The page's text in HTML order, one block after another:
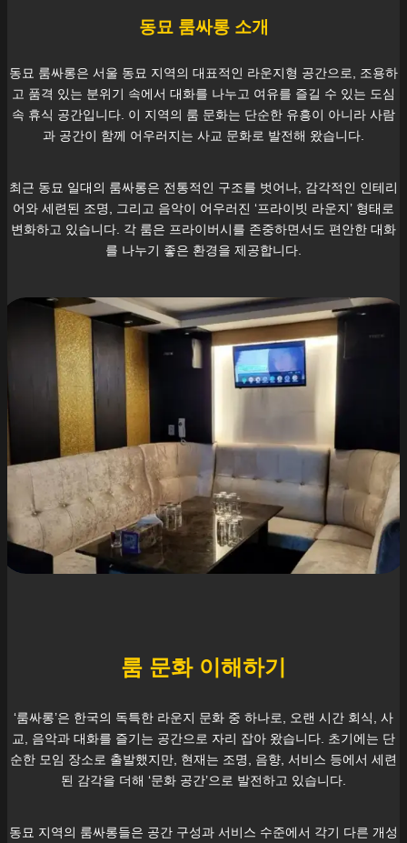
동묘 룸싸롱 소개
동묘 룸싸롱은 서울 동묘 지역의 대표적인 라운지형 공간으로, 조용하
고 품격 있는 분위기 속에서 대화를 나누고 여유를 즐길 수 있는 도심
속 휴식 공간입니다. 이 지역의 룸 문화는 단순한 유흥이 아니라 사람
과 공간이 함께 어우러지는 사교 문화로 발전해 왔습니다.
최근 동묘 일대의 룸싸롱은 전통적인 구조를 벗어나, 감각적인 인테리
어와 세련된 조명, 그리고 음악이 어우러진 ‘프라이빗 라운지’ 형태로
변화하고 있습니다. 각 룸은 프라이버시를 존중하면서도 편안한 대화
를 나누기 좋은 환경을 제공합니다.
룸 문화 이해하기
‘룸싸롱’은 한국의 독특한 라운지 문화 중 하나로, 오랜 시간 회식, 사
교, 음악과 대화를 즐기는 공간으로 자리 잡아 왔습니다. 초기에는 단
순한 모임 장소로 출발했지만, 현재는 조명, 음향, 서비스 등에서 세련
된 감각을 더해 ‘문화 공간’으로 발전하고 있습니다.
동묘 지역의 룸싸롱들은 공간 구성과 서비스 수준에서 각기 다른 개성